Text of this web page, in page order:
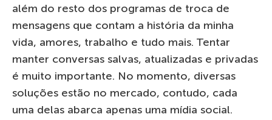
além do resto dos programas de troca de
mensagens que contam a história da minha
vida, amores, trabalho e tudo mais. Tentar
manter conversas salvas, atualizadas e privadas
é muito importante. No momento, diversas
soluções estão no mercado, contudo, cada
uma delas abarca apenas uma mídia social.